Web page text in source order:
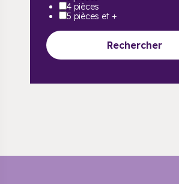
4 pièces
5 pièces et +
Rechercher